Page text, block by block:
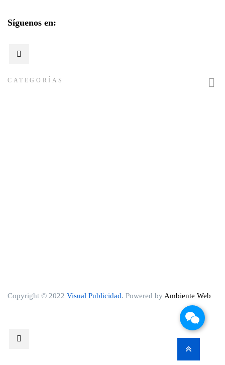
Síguenos en:
CATEGORÍAS 
Copyright © 2022 Visual Publicidad. Powered by Ambiente Web